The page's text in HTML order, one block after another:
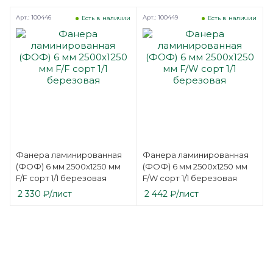
Фанера ламинированная
(ФОФ) 6 мм 2500х1250 мм
F/F сорт 1/1 березовая
Есть в наличии
Арт.: 100446
2 330 ₽/лист
Фанера ламинированная
(ФОФ) 6 мм 2500х1250 мм
F/W сорт 1/1 березовая
Есть в наличии
Арт.: 100449
2 442 ₽/лист